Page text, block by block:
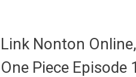
Link Nonton
One Piece